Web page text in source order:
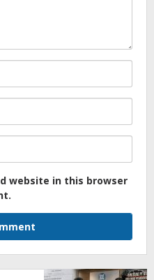
website in this browser